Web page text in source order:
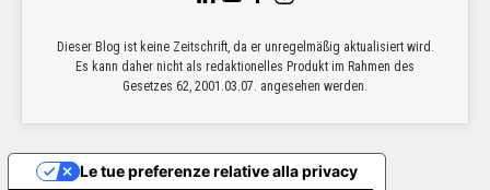
Dieser Blog ist keine Zeitschrift, da er unregelmäßig aktualisiert wird.
Es kann daher nicht als redaktionelles Produkt im Rahmen des
Gesetzes 62, 2001.03.07. angesehen werden.
Le tue preferenze relative alla privacy